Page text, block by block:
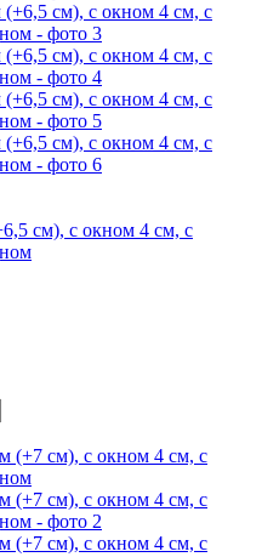
см), с окном 4 см, с